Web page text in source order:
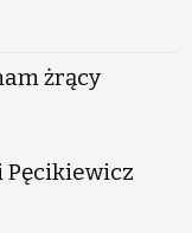
żrący